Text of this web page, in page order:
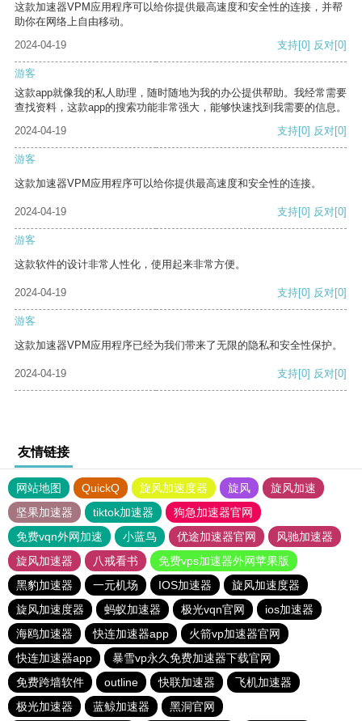
这款加速器VPM应用程序可以给你提供最高速度和安全性的连接，并帮
助你在网络上自由移动。
2024-04-19
支持[0] 反对[0]
游客
这款app就像我的私人助理，随时随地为我的办公提供帮助。我经常需要
查找资料，这款app的搜索功能非常强大，能够快速找到我需要的信息。
2024-04-19
支持[0] 反对[0]
游客
这款加速器VPM应用程序可以给你提供最高速度和安全性的连接。
2024-04-19 支持[0] 反对[0]
游客
这款软件的设计非常人性化，使用起来非常方便。
2024-04-19 支持[0] 反对[0]
游客
这款加速器VPM应用程序已经为我们带来了无限的隐私和安全性保护。
2024-04-19 支持[0] 反对[0]
友情链接
网站地图 QuickQ 旋风加速度器 旋风
旋风加速
坚果加速器
tiktok加速器
狗急加速器官网
免费vqn外网加速
小蓝鸟 优途加速器官网
风驰加速器
旋风加速器
八戒看书
免费vps加速器外网苹果版
黑豹加速器
一元机场 IOS加速器
旋风加速度器
旋风加速度器
蚂蚁加速器 极光vqn官网
ios加速器
海鸥加速器
快连加速器app
火箭vp加速器官网
快连加速器app
暴雪vp永久免费加速器下载官网
免费跨墙软件
outline 快联加速器
飞机加速器
极光加速器
蓝鲸加速器 黑洞官网